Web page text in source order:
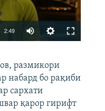
480p
2:49
360p
480p
размикори
набард бо рақиби
сархати
қарор гирифт